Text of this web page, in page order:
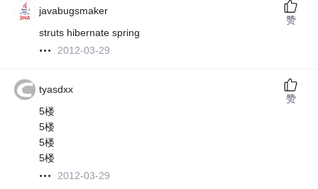
javabugsmaker
struts hibernate spring
2012-03-29
赞
tyasdxx
5楼
5楼
5楼
5楼
2012-03-29
赞